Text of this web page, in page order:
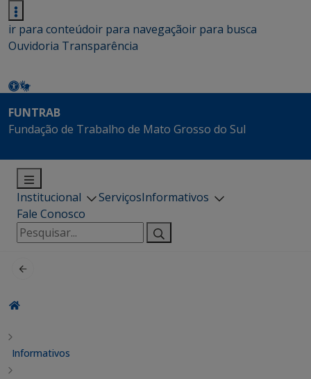
ir para conteúdoir para navegaçãoir para busca
Ouvidoria Transparência
FUNTRAB
Fundação de Trabalho de Mato Grosso do Sul
Institucional ServiçosInformativos
Fale Conosco
Pesquisar
por:
Informativos